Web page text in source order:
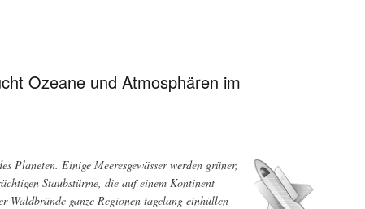
Ozeane und Atmosphären im
Planeten. Einige Meeresgewässer werden grüner,
Staubstürme, die auf einem Kontinent
Waldbrände ganze Regionen tagelang einhüllen